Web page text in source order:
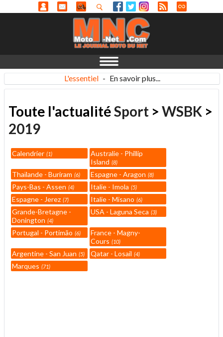
L'essentiel - En savoir plus...
Toute l'actualitéSport > WSBK >
2019
Calendrier 1
Australie - Phillip
Island
8
Thaïlande - Buriram 6 Espagne - Aragon 8
Pays-Bas - Assen 4 Italie - Imola 5
Espagne - Jerez 7 Italie - Misano 6
Grande-Bretagne -
Donington
4
USA - Laguna Seca 3
Portugal - Portimão 6
France - Magny-
Cours
10
Argentine - San Juan 5 Qatar - Losail 4
Marques 71